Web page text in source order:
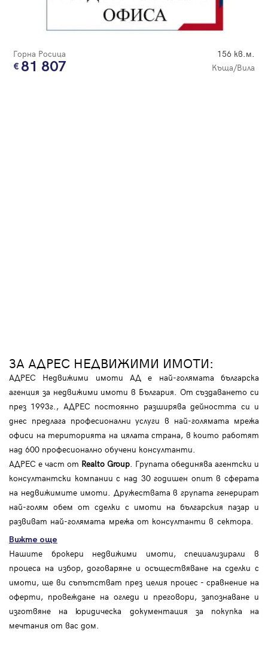
Горна Росица 156 кв.м.
81 807 Къща/Вила
ЗА АДРЕС НЕДВИЖИМИ ИМОТИ:
АДРЕС Недвижими имоти АД е най-голямата българска
агенция за недвижими имоти в България. От създаването си
през 1993г., АДРЕС постоянно разширява дейността си и
днес предлага професионални услуги в най-голямата мрежа
офиси на територията на цялата страна, в които работят
над 600 професионално обучени консултанти.
АДРЕС е част от Realto Group. Групата обединява агентски и
консултантски компании с над 30 годишен опит в сферата
на недвижимите имоти. Дружествата в групата генерират
най-голям обем от сделки с имоти на българския пазар и
развиват най-голямата мрежа от консултанти в сектора.
Вижте още
Нашите брокери недвижими имоти, специализирали в
процеса на избор, договаряне и осъществяване на сделки с
имоти, ще ви съпътстват през целия процес - сравнение на
оферти, провеждане на огледи и преговори, запознаване и
изготвяне на юридическа документация за покупка на
мечтания от вас дом.